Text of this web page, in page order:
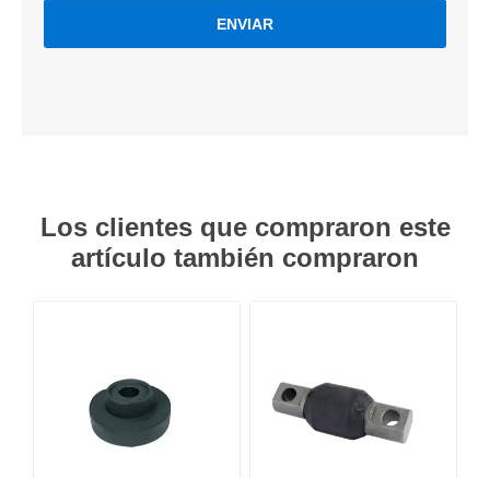
ENVIAR
Los clientes que compraron este
artículo también compraron